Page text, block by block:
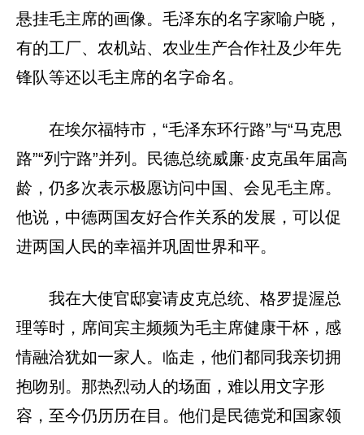
悬挂毛主席的画像。毛泽东的名字家喻户晓，
有的工厂、农机站、农业生产合作社及少年先
锋队等还以毛主席的名字命名。
在埃尔福特市，“毛泽东环行路”与“马克思
路”“列宁路”并列。民德总统威廉·皮克虽年届高
龄，仍多次表示极愿访问中国、会见毛主席。
他说，中德两国友好合作关系的发展，可以促
进两国人民的幸福并巩固世界和平。
我在大使官邸宴请皮克总统、格罗提渥总
理等时，席间宾主频频为毛主席健康干杯，感
情融洽犹如一家人。临走，他们都同我亲切拥
抱吻别。那热烈动人的场面，难以用文字形
容，至今仍历历在目。他们是民德党和国家领